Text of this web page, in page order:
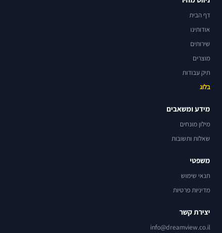
דף הבית
אודותינו
שירותים
מוצרים
תיק עבודות
בלוג
מידע ומשאבים
מילון מונחים
שאלות ותשובות
משפטי
תנאי שימוש
מדיניות פרטיות
יצירת קשר
info@dreamview.co.il